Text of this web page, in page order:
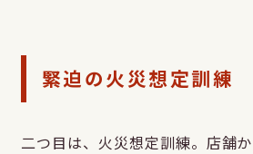
緊迫の火災想定訓練
二つ目は、火災想定訓練。店舗